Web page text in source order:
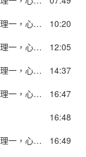
10:20
第二節 心性論二、朱子論「心」：「心與理一，心主性情」
12:05
第二節 心性論二、朱子論「心」：「心與理一，心主性情」
14:37
第二節 心性論二、朱子論「心」：「心與理一，心主性情」
16:47
第二節 心性論二、朱子論「心」：「心與理一，心主性情」
16:48
16:49
第二節 心性論二、朱子論「心」：「心與理一，心主性情」